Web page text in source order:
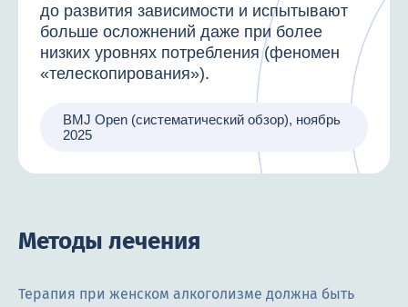
до развития зависимости и испытывают
больше осложнений даже при более
низких уровнях потребления (феномен
«телескопирования»).
BMJ Open (систематический обзор), ноябрь
2025
Методы лечения
Терапия при женском алкоголизме должна быть